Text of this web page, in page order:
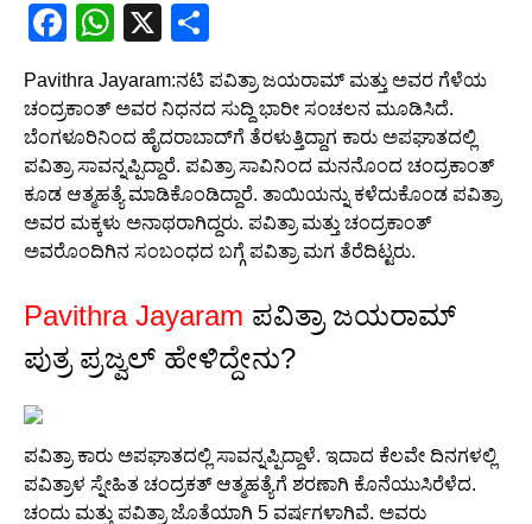
F
a
c
e
b
o
o
W
at
s
A
p
p
X
h
ar
e
Pavithra Jayaram:ನಟಿ ಪವಿತ್ರಾ ಜಯರಾಮ್ ಮತ್ತು ಅವರ ಗೆಳೆಯ
ಚಂದ್ರಕಾಂತ್ ಅವರ ನಿಧನದ ಸುದ್ದಿ ಭಾರೀ ಸಂಚಲನ ಮೂಡಿಸಿದೆ.
ಬೆಂಗಳೂರಿನಿಂದ ಹೈದರಾಬಾದ್‌ಗೆ ತೆರಳುತ್ತಿದ್ದಾಗ ಕಾರು ಅಪಘಾತದಲ್ಲಿ
ಪವಿತ್ರಾ ಸಾವನ್ನಪ್ಪಿದ್ದಾರೆ. ಪವಿತ್ರಾ ಸಾವಿನಿಂದ ಮನನೊಂದ ಚಂದ್ರಕಾಂತ್
ಕೂಡ ಆತ್ಮಹತ್ಯೆ ಮಾಡಿಕೊಂಡಿದ್ದಾರೆ. ತಾಯಿಯನ್ನು ಕಳೆದುಕೊಂಡ ಪವಿತ್ರಾ
ಅವರ ಮಕ್ಕಳು ಅನಾಥರಾಗಿದ್ದರು. ಪವಿತ್ರಾ ಮತ್ತು ಚಂದ್ರಕಾಂತ್
ಅವರೊಂದಿಗಿನ ಸಂಬಂಧದ ಬಗ್ಗೆ ಪವಿತ್ರಾ ಮಗ ತೆರೆದಿಟ್ಟರು.
Pavithra Jayaram ಪವಿತ್ರಾ ಜಯರಾಮ್
ಪುತ್ರ ಪ್ರಜ್ವಲ್ ಹೇಳಿದ್ದೇನು?
ಪವಿತ್ರಾ ಕಾರು ಅಪಘಾತದಲ್ಲಿ ಸಾವನ್ನಪ್ಪಿದ್ದಾಳೆ. ಇದಾದ ಕೆಲವೇ ದಿನಗಳಲ್ಲಿ
ಪವಿತ್ರಾಳ ಸ್ನೇಹಿತ ಚಂದ್ರಕತ್ ಆತ್ಮಹತ್ಯೆಗೆ ಶರಣಾಗಿ ಕೊನೆಯುಸಿರೆಳೆದ.
ಚಂದು ಮತ್ತು ಪವಿತ್ರಾ ಜೊತೆಯಾಗಿ 5 ವರ್ಷಗಳಾಗಿವೆ. ಅವರು